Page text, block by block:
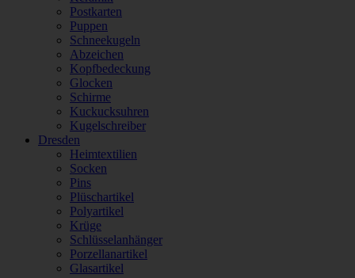
Postkarten
Puppen
Schneekugeln
Abzeichen
Kopfbedeckung
Glocken
Schirme
Kuckucksuhren
Kugelschreiber
Dresden
Heimtextilien
Socken
Pins
Plüschartikel
Polyartikel
Krüge
Schlüsselanhänger
Porzellanartikel
Glasartikel